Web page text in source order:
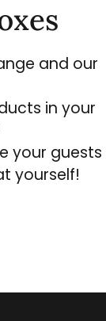
and our
in your
your guests
yourself!